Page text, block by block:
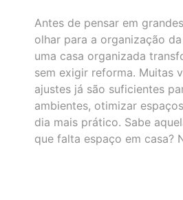
Antes de pensar em
olhar para a organização
uma casa organizada
sem exigir reforma. Muitas
ajustes já são suficientes
ambientes, otimizar
dia mais prático. Sabe
que falta espaço em casa?